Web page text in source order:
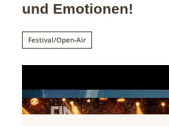
und Emotionen!
Festival/Open-Air